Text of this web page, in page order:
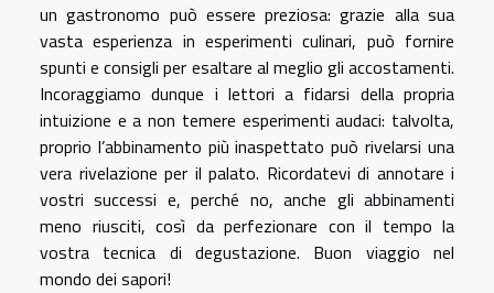
un gastronomo può essere preziosa: grazie alla sua
vasta esperienza in esperimenti culinari, può fornire
spunti e consigli per esaltare al meglio gli accostamenti.
Incoraggiamo dunque i lettori a fidarsi della propria
intuizione e a non temere esperimenti audaci: talvolta,
proprio l’abbinamento più inaspettato può rivelarsi una
vera rivelazione per il palato. Ricordatevi di annotare i
vostri successi e, perché no, anche gli abbinamenti
meno riusciti, così da perfezionare con il tempo la
vostra tecnica di degustazione. Buon viaggio nel
mondo dei sapori!